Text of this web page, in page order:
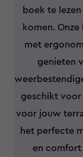
boek te
komen.
met
genieten
geschikt voor
voor jouw
het perfecte
en comfort